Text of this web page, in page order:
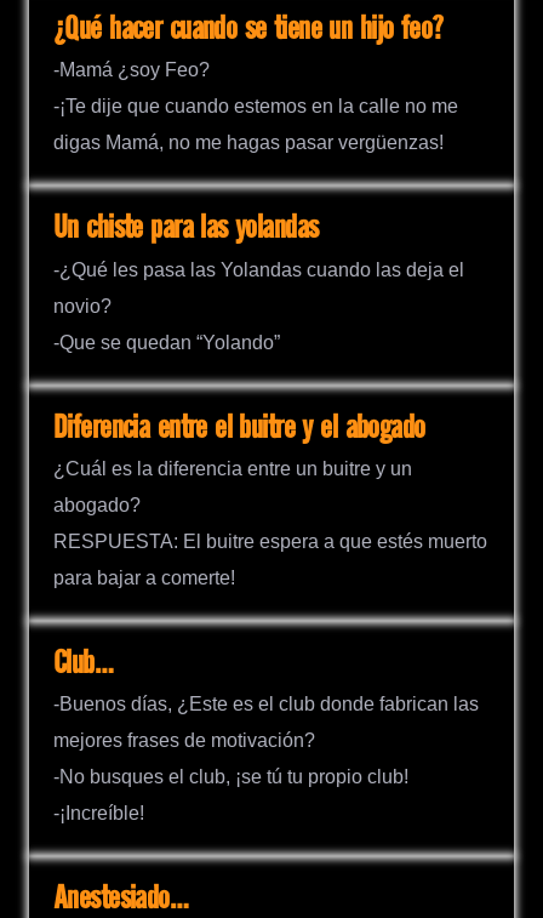
¿Qué hacer cuando se tiene un hijo feo?
-Mamá ¿soy Feo?
-¡Te dije que cuando estemos en la calle no me
digas Mamá, no me hagas pasar vergüenzas!
Un chiste para las yolandas
-¿Qué les pasa las Yolandas cuando las deja el
novio?
-Que se quedan “Yolando”
Diferencia entre el buitre y el abogado
¿Cuál es la diferencia entre un buitre y un
abogado?
RESPUESTA: El buitre espera a que estés muerto
para bajar a comerte!
Club…
-Buenos días, ¿Este es el club donde fabrican las
mejores frases de motivación?
-No busques el club, ¡se tú tu propio club!
-¡Increíble!
Anestesiado…